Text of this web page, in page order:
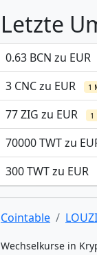
Letzte
0.63 BCN zu EUR
3 CNC zu EUR 1
77 ZIG zu EUR 1
70000 TWT zu
300 TWT zu EUR
Cointable LOUZI
Wechselkurse in